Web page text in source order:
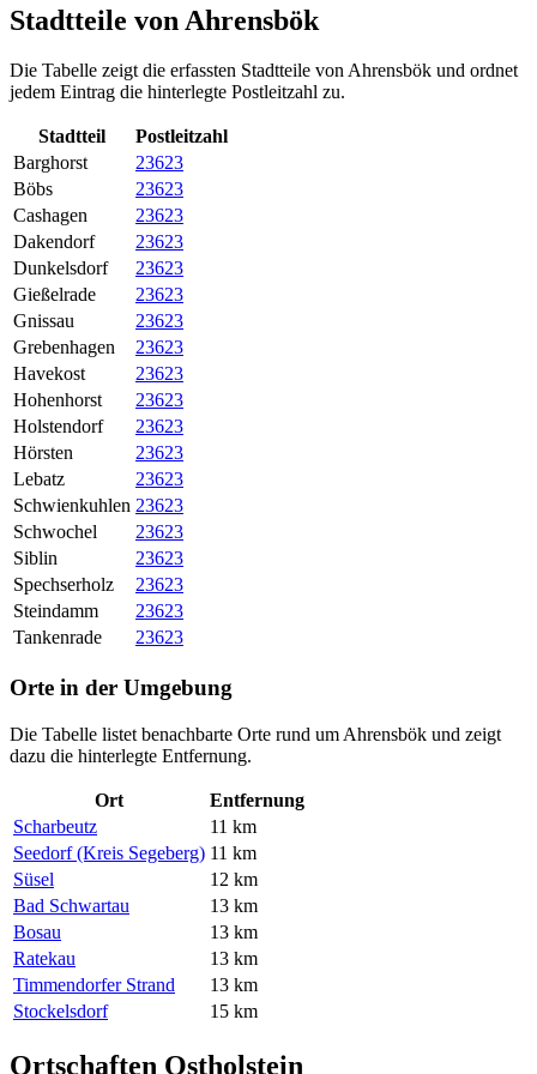
Stadtteile von Ahrensbök
Die Tabelle zeigt die erfassten Stadtteile von Ahrensbök und ordnet
jedem Eintrag die hinterlegte Postleitzahl zu.
Stadtteil
Postleitzahl
Barghorst
23623
Böbs
23623
Cashagen
23623
Dakendorf
23623
Dunkelsdorf
23623
Gießelrade
23623
Gnissau
23623
Grebenhagen
23623
Havekost
23623
Hohenhorst
23623
Holstendorf
23623
Hörsten
23623
Lebatz
23623
Schwienkuhlen 23623
Schwochel
23623
Siblin
23623
Spechserholz
23623
Steindamm
23623
Tankenrade
23623
Orte in der Umgebung
Die Tabelle listet benachbarte Orte rund um Ahrensbök und zeigt
dazu die hinterlegte Entfernung.
Ort
Entfernung
Scharbeutz
11 km
Seedorf (Kreis Segeberg) 11 km
Süsel
12 km
Bad Schwartau
13 km
Bosau
13 km
Ratekau
13 km
Timmendorfer Strand
13 km
Stockelsdorf
15 km
Ortschaften Ostholstein